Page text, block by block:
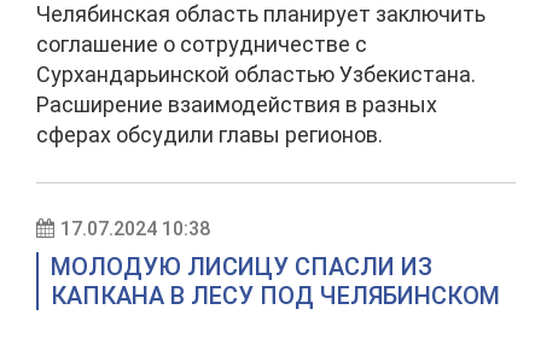
Челябинская область планирует заключить
соглашение о сотрудничестве с
Сурхандарьинской областью Узбекистана.
Расширение взаимодействия в разных
сферах обсудили главы регионов.
17.07.2024 10:38
МОЛОДУЮ ЛИСИЦУ СПАСЛИ ИЗ
КАПКАНА В ЛЕСУ ПОД ЧЕЛЯБИНСКОМ